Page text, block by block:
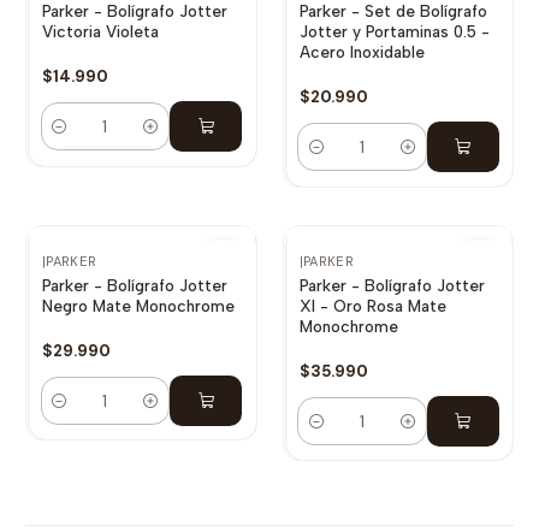
Parker - Bolígrafo Jotter
Victoria Violeta
$14.990
Cantidad
Parker - Set de Bolígrafo
Jotter y Portaminas 0.5 -
Acero Inoxidable
$20.990
Cantidad
|PARKER
Parker - Bolígrafo Jotter
Negro Mate Monochrome
$29.990
Cantidad
|PARKER
Parker - Bolígrafo Jotter
Xl - Oro Rosa Mate
Monochrome
$35.990
Cantidad